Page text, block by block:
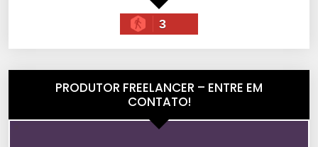
3
PRODUTOR FREELANCER – ENTRE EM
CONTATO!